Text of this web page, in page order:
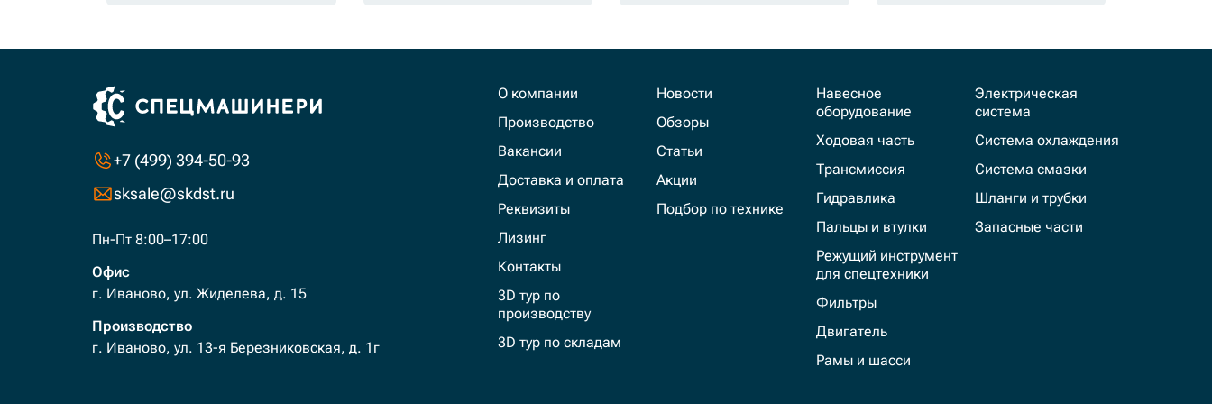
+7 (499) 394-50-93
sksale@skdst.ru
Пн-Пт 8:00–17:00
Офис
г. Иваново, ул. Жиделева, д. 15
Производство
г. Иваново, ул. 13-я Березниковская, д. 1г
О компании
Производство
Вакансии
Доставка и оплата
Реквизиты
Лизинг
Контакты
3D тур по
производству
3D тур по складам
Новости
Обзоры
Статьи
Акции
Подбор по технике
Навесное
оборудование
Ходовая часть
Трансмиссия
Гидравлика
Пальцы и втулки
Режущий инструмент
для спецтехники
Фильтры
Двигатель
Рамы и шасси
Электрическая
система
Система охлаждения
Система смазки
Шланги и трубки
Запасные части